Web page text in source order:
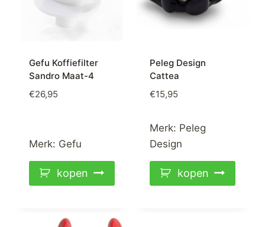
Gefu Koffiefilter
Sandro Maat-4
€26,95
Merk: Gefu
kopen
Peleg Design
Cattea
€15,95
Merk: Peleg
Design
kopen